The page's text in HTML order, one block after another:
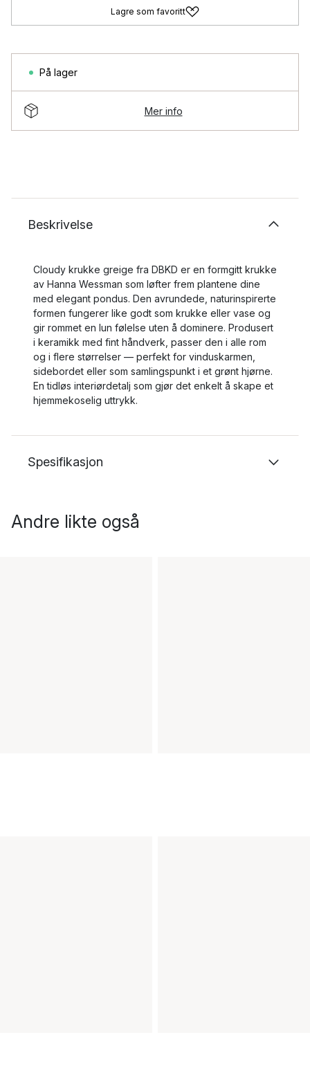
Lagre som favoritt
På lager
Mer info
Beskrivelse
Cloudy krukke greige fra DBKD er en formgitt krukke
av Hanna Wessman som løfter frem plantene dine
med elegant pondus. Den avrundede, naturinspirerte
formen fungerer like godt som krukke eller vase og
gir rommet en lun følelse uten å dominere. Produsert
i keramikk med fint håndverk, passer den i alle rom
og i flere størrelser — perfekt for vinduskarmen,
sidebordet eller som samlingspunkt i et grønt hjørne.
En tidløs interiørdetalj som gjør det enkelt å skape et
hjemmekoselig uttrykk.
Spesifikasjon
Andre likte også